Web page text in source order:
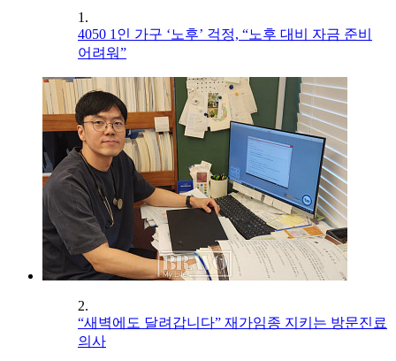
1.
4050 1인 가구 ‘노후’ 걱정, “노후 대비 자금 준비
어려워”
2.
“새벽에도 달려갑니다” 재가임종 지키는 방문진료
의사